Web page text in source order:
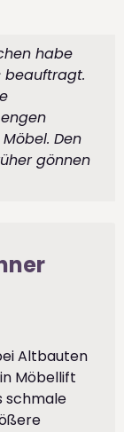
habe
beauftragt.
Den
gönnen
Altbauten
Möbellift
schmale